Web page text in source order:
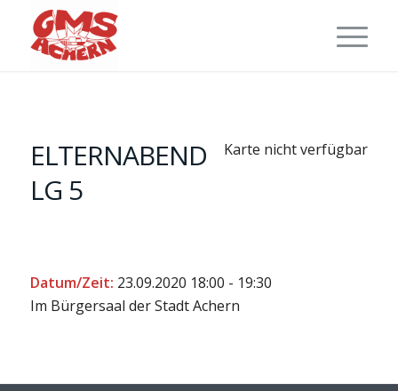
Karte nicht verfügbar
ELTERNABEND
LG 5
Datum/Zeit: 23.09.2020 18:00 - 19:30
Im Bürgersaal der Stadt Achern